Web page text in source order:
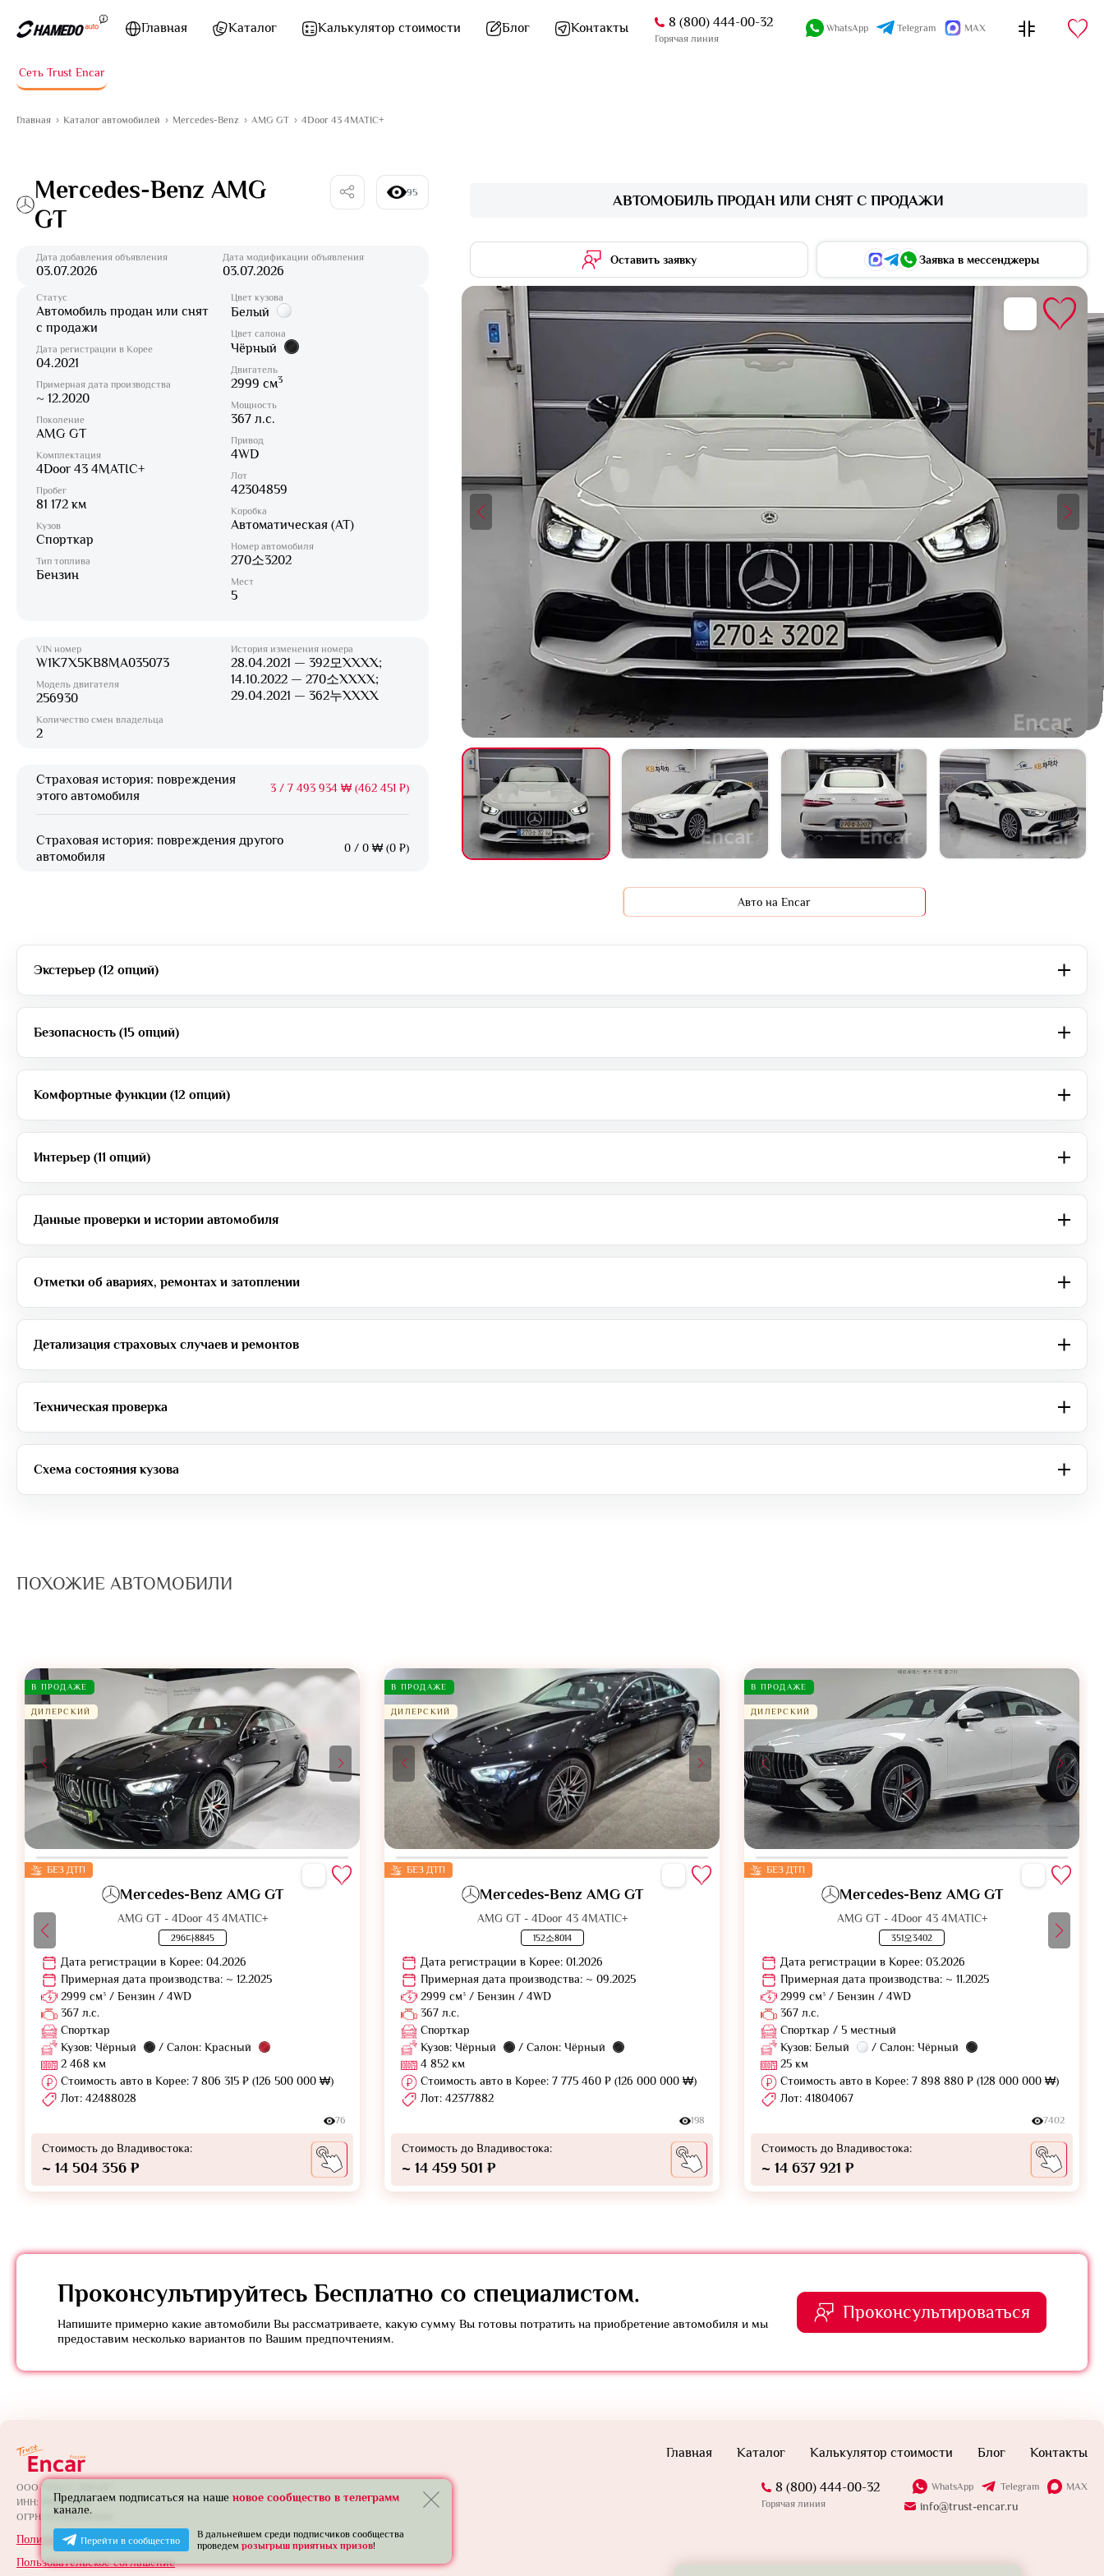
Главная
Каталог Калькулятор стоимости Блог Контакты 8 (800) 444-00-32
Горячая линия
WhatsApp Telegram MAX
Сеть Trust Encar
Главная Каталог автомобилей Mercedes-Benz AMG GT 4Door 43 4MATIC+
Mercedes-Benz AMG
GT
95
Дата добавления объявления
03.07.2026
Дата модификации объявления
03.07.2026
АВТОМОБИЛЬ ПРОДАН ИЛИ СНЯТ С ПРОДАЖИ
Оставить заявку Заявка в мессенджеры
Статус
Автомобиль продан или снят
с продажи
Дата регистрации в Корее
04.2021
Примерная дата производства
~ 12.2020
Поколение
AMG GT
Комплектация
4Door 43 4MATIC+
Пробег
81 172 км
Кузов
Спорткар
Тип топлива
Бензин
Цвет кузова
Белый
Цвет салона
Чёрный
Двигатель
2999 см3
Мощность
367 л.с.
Привод
4WD
Лот
42304859
Коробка
Автоматическая (AT)
Номер автомобиля
270소3202
Мест
5
VIN номер
W1K7X5KB8MA035073
Модель двигателя
256930
Количество смен владельца
2
История изменения номера
28.04.2021 — 392모XXXX;
14.10.2022 — 270소XXXX;
29.04.2021 — 362누XXXX
Страховая история: повреждения
этого автомобиля
3 / 7 493 934 ₩ (462 451 ₽)
Страховая история: повреждения другого
автомобиля
0 / 0 ₩ (0 ₽)
Авто на Encar
Экстерьер (12 опций)
Безопасность (15 опций)
Комфортные функции (12 опций)
Интерьер (11 опций)
Данные проверки и истории автомобиля
Отметки об авариях, ремонтах и затоплении
Детализация страховых случаев и ремонтов
Техническая проверка
Схема состояния кузова
ПОХОЖИЕ АВТОМОБИЛИ
В ПРОДАЖЕ
ДИЛЕРСКИЙ
БЕЗ ДТП
Mercedes-Benz AMG GT
AMG GT - 4Door 43 4MATIC+
296다8845
Дата регистрации в Корее: 04.2026
Примерная дата производства: ~ 12.2025
2999 см³ / Бензин / 4WD
367 л.с.
Спорткар
Кузов: Чёрный
/ Салон: Красный
2 468 км
Стоимость авто в Корее: 7 806 315 ₽ (126 500 000 ₩)
Лот: 42488028
76
Стоимость до Владивостока:
~ 14 504 356 ₽
В ПРОДАЖЕ
ДИЛЕРСКИЙ
БЕЗ ДТП
Mercedes-Benz AMG GT
AMG GT - 4Door 43 4MATIC+
152소8014
Дата регистрации в Корее: 01.2026
Примерная дата производства: ~ 09.2025
2999 см³ / Бензин / 4WD
367 л.с.
Спорткар
Кузов: Чёрный
/ Салон: Чёрный
4 852 км
Стоимость авто в Корее: 7 775 460 ₽ (126 000 000 ₩)
Лот: 42377882
198
Стоимость до Владивостока:
~ 14 459 501 ₽
В ПРОДАЖЕ
ДИЛЕРСКИЙ
БЕЗ ДТП
Mercedes-Benz AMG GT
AMG GT - 4Door 43 4MATIC+
351오3402
Дата регистрации в Корее: 03.2026
Примерная дата производства: ~ 11.2025
2999 см³ / Бензин / 4WD
367 л.с.
Спорткар / 5 местный
Кузов: Белый
/ Салон: Чёрный
25 км
Стоимость авто в Корее: 7 898 880 ₽ (128 000 000 ₩)
Лот: 41804067
7402
Стоимость до Владивостока:
~ 14 637 921 ₽
Проконсультируйтесь Бесплатно со специалистом.
Напишите примерно какие автомобили Вы рассматриваете, какую сумму Вы готовы потратить на приобретение автомобиля и мы
предоставим несколько вариантов по Вашим предпочтениям.
Проконсультироваться
ООО "ТРАСТ ЭНКАР"
ИНН: 7801739565
ОГРН: 1257800005924
Политика конфиденциальности
Пользовательское соглашение
Главная Каталог Калькулятор стоимости Блог Контакты
8 (800) 444-00-32
Горячая линия
WhatsApp Telegram MAX
info@trust-encar.ru
Предлагаем подписаться на наше новое сообщество в телеграмм
канале.
Перейти в сообщество
В дальнейшем среди подписчиков сообщества
проведем розыгрыш приятных призов!